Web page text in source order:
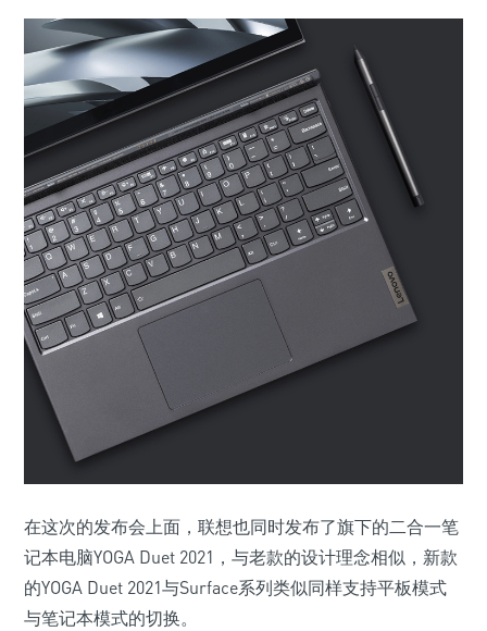
在这次的发布会上面，联想也同时发布了旗下的二合一笔
记本电脑YOGA Duet 2021，与老款的设计理念相似，新款
的YOGA Duet 2021与Surface系列类似同样支持平板模式
与笔记本模式的切换。